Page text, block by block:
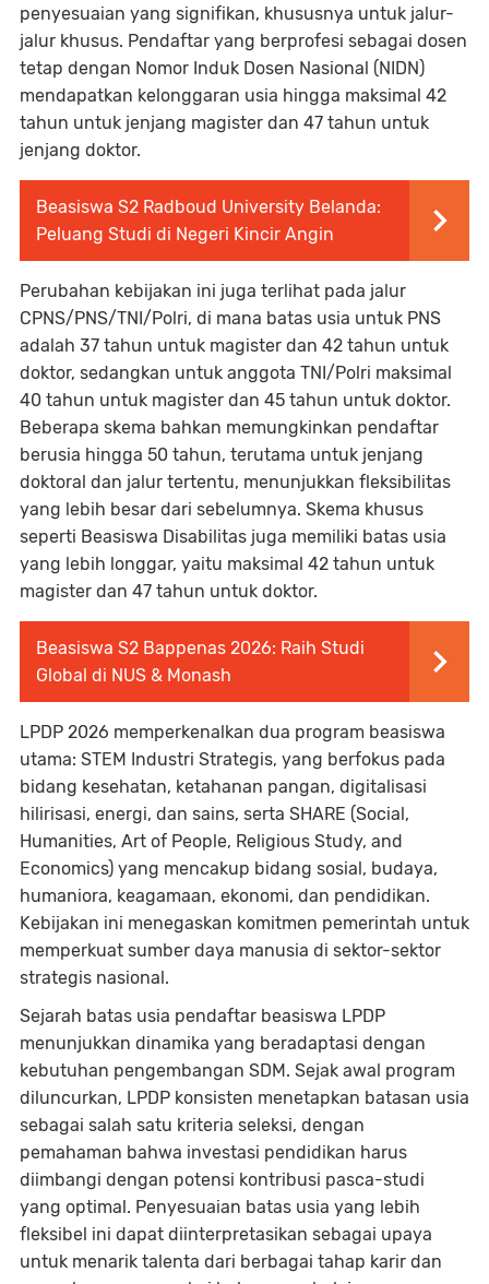
penyesuaian yang signifikan, khususnya untuk jalur-
jalur khusus. Pendaftar yang berprofesi sebagai dosen
tetap dengan Nomor Induk Dosen Nasional (NIDN)
mendapatkan kelonggaran usia hingga maksimal 42
tahun untuk jenjang magister dan 47 tahun untuk
jenjang doktor.
Beasiswa S2 Radboud University Belanda:
Peluang Studi di Negeri Kincir Angin
Perubahan kebijakan ini juga terlihat pada jalur
CPNS/PNS/TNI/Polri, di mana batas usia untuk PNS
adalah 37 tahun untuk magister dan 42 tahun untuk
doktor, sedangkan untuk anggota TNI/Polri maksimal
40 tahun untuk magister dan 45 tahun untuk doktor.
Beberapa skema bahkan memungkinkan pendaftar
berusia hingga 50 tahun, terutama untuk jenjang
doktoral dan jalur tertentu, menunjukkan fleksibilitas
yang lebih besar dari sebelumnya. Skema khusus
seperti Beasiswa Disabilitas juga memiliki batas usia
yang lebih longgar, yaitu maksimal 42 tahun untuk
magister dan 47 tahun untuk doktor.
Beasiswa S2 Bappenas 2026: Raih Studi
Global di NUS & Monash
LPDP 2026 memperkenalkan dua program beasiswa
utama: STEM Industri Strategis, yang berfokus pada
bidang kesehatan, ketahanan pangan, digitalisasi
hilirisasi, energi, dan sains, serta SHARE (Social,
Humanities, Art of People, Religious Study, and
Economics) yang mencakup bidang sosial, budaya,
humaniora, keagamaan, ekonomi, dan pendidikan.
Kebijakan ini menegaskan komitmen pemerintah untuk
memperkuat sumber daya manusia di sektor-sektor
strategis nasional.
Sejarah batas usia pendaftar beasiswa LPDP
menunjukkan dinamika yang beradaptasi dengan
kebutuhan pengembangan SDM. Sejak awal program
diluncurkan, LPDP konsisten menetapkan batasan usia
sebagai salah satu kriteria seleksi, dengan
pemahaman bahwa investasi pendidikan harus
diimbangi dengan potensi kontribusi pasca-studi
yang optimal. Penyesuaian batas usia yang lebih
fleksibel ini dapat diinterpretasikan sebagai upaya
untuk menarik talenta dari berbagai tahap karir dan